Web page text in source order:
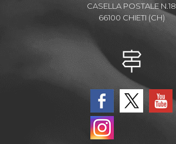
CASELLA POSTALE N.18
66100 CHIETI (CH)